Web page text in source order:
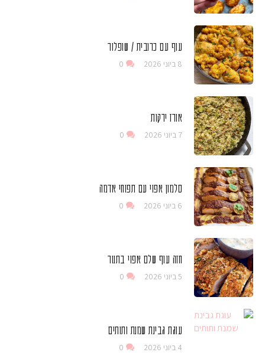
עוף עם כרובית / שופלור
8 ביוני 2026 0
אורז ירקות
7 ביוני 2026 0
סלמון אפוי עם תפוחי אדמה
6 ביוני 2026 0
חזה עוף שלם אפוי בתנור
5 ביוני 2026 0
עוגת גבינת שמנת ותותים
4 ביוני 2026 0